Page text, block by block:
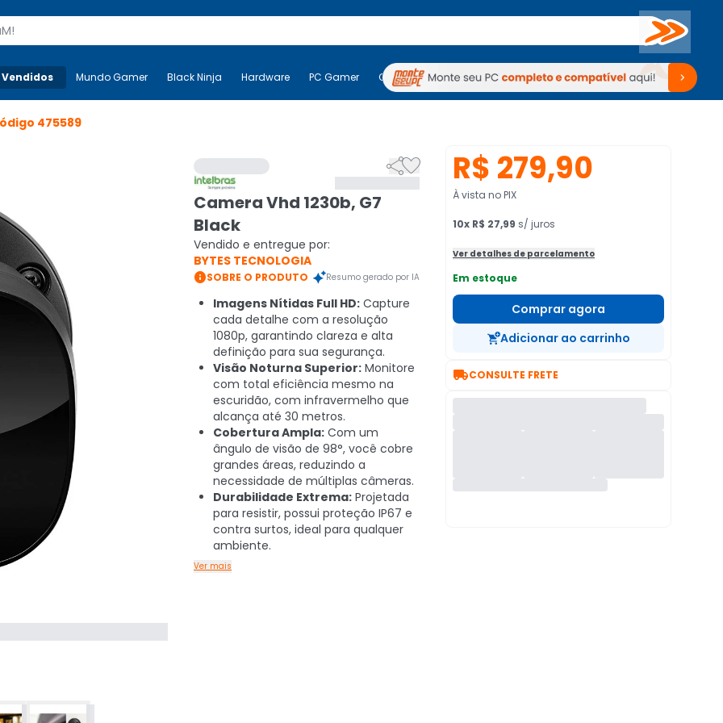
Buscar
Mais-v- Mundo Gamer Black Ninja Hardware PC Gamer Computadores Periféricos TV Venda no KaBuM!
Mundo Gamer Black Ninja Hardware PC Gamer Computadores Periféricos TV Venda no KaBuM!
475589

Camera Vhd 1230b, G7
Black
Vendido e entregue por:
BYTES TECNOLOGIA
SOBRE O PRODUTO Resumo gerado por IA
Imagens Nítidas Full HD: Capture
cada detalhe com a resolução
1080p, garantindo clareza e alta
definição para sua segurança.
Visão Noturna Superior: Monitore
com total eficiência mesmo na
escuridão, com infravermelho que
alcança até 30 metros.
Cobertura Ampla: Com um
ângulo de visão de 98°, você cobre
grandes áreas, reduzindo a
necessidade de múltiplas câmeras.
Durabilidade Extrema: Projetada
para resistir, possui proteção IP67 e
contra surtos, ideal para qualquer
ambiente.
Ver mais
R$ 279,90
À vista no PIX
10x R$ 27,99 s/ juros
Ver detalhes de parcelamento
Em estoque
Comprar agora
Adicionar ao carrinho
CONSULTE FRETE